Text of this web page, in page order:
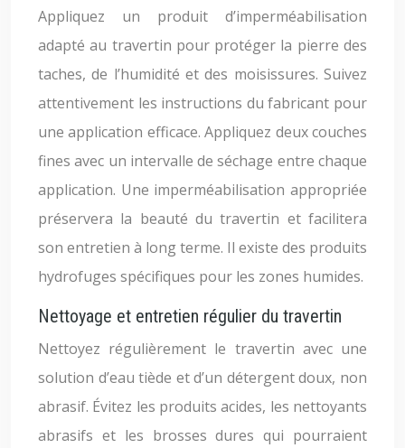
Appliquez un produit d’imperméabilisation
adapté au travertin pour protéger la pierre des
taches, de l’humidité et des moisissures. Suivez
attentivement les instructions du fabricant pour
une application efficace. Appliquez deux couches
fines avec un intervalle de séchage entre chaque
application. Une imperméabilisation appropriée
préservera la beauté du travertin et facilitera
son entretien à long terme. Il existe des produits
hydrofuges spécifiques pour les zones humides.
Nettoyage et entretien régulier du travertin
Nettoyez régulièrement le travertin avec une
solution d’eau tiède et d’un détergent doux, non
abrasif. Évitez les produits acides, les nettoyants
abrasifs et les brosses dures qui pourraient